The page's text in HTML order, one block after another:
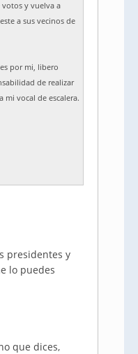
y vuelva a
a sus vecinos de
por mi, libero
de realizar
mi vocal de escalera.
presidentes y
lo puedes
que dices,